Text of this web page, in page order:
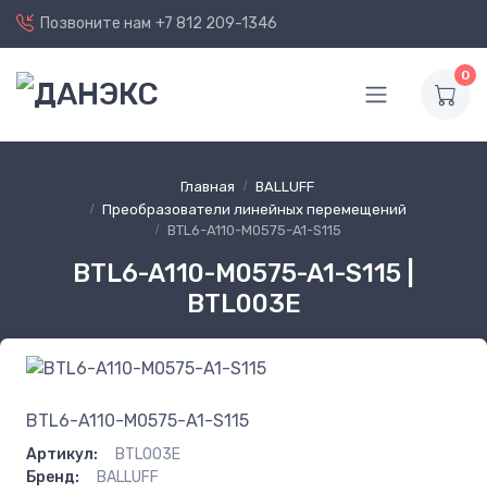
Позвоните нам +7 812 209-1346
0
Главная
BALLUFF
Преобразователи линейных перемещений
BTL6-A110-M0575-A1-S115
BTL6-A110-M0575-A1-S115 |
BTL003E
BTL6-A110-M0575-A1-S115
Артикул:
BTL003E
Бренд:
BALLUFF